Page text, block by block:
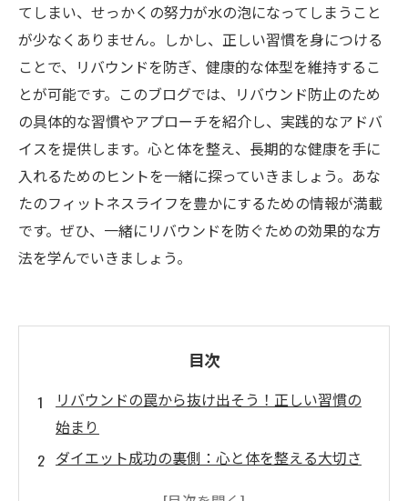
てしまい、せっかくの努力が水の泡になってしまうこと
が少なくありません。しかし、正しい習慣を身につける
ことで、リバウンドを防ぎ、健康的な体型を維持するこ
とが可能です。このブログでは、リバウンド防止のため
の具体的な習慣やアプローチを紹介し、実践的なアドバ
イスを提供します。心と体を整え、長期的な健康を手に
入れるためのヒントを一緒に探っていきましょう。あな
たのフィットネスライフを豊かにするための情報が満載
です。ぜひ、一緒にリバウンドを防ぐための効果的な方
法を学んでいきましょう。
目次
リバウンドの罠から抜け出そう！正しい習慣の
始まり
ダイエット成功の裏側：心と体を整える大切さ
リバウンドを引き起こす生活習慣とは？その見